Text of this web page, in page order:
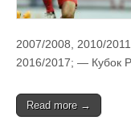
2007/2008, 2010/
2016/2017; — Кубок
Read more →